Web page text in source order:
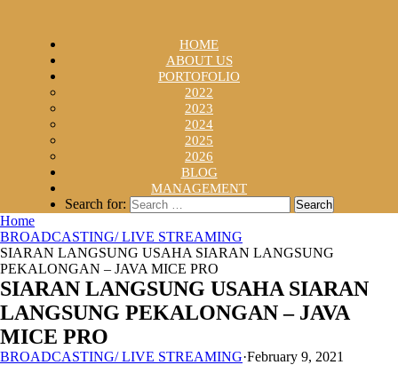
HOME
ABOUT US
PORTOFOLIO
2022
2023
2024
2025
2026
BLOG
MANAGEMENT
Search for:
Home
BROADCASTING/ LIVE STREAMING
SIARAN LANGSUNG USAHA SIARAN LANGSUNG
PEKALONGAN – JAVA MICE PRO
SIARAN LANGSUNG USAHA SIARAN
LANGSUNG PEKALONGAN – JAVA
MICE PRO
BROADCASTING/ LIVE STREAMING·February 9, 2021